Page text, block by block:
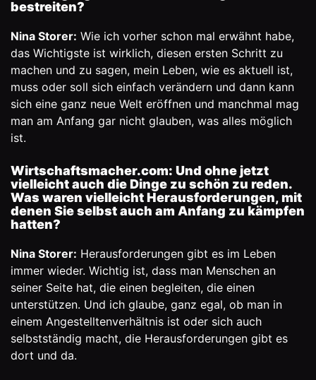
bestreiten?
Nina Storer: Wie ich vorher schon mal erwähnt habe,
das Wichtigste ist wirklich, diesen ersten Schritt zu
machen und zu sagen, mein Leben, wie es aktuell ist,
muss oder soll sich einfach verändern und dann kann
sich eine ganz neue Welt eröffnen und manchmal mag
man am Anfang gar nicht glauben, was alles möglich
ist.
Wirtschaftsmacher.com: Und ohne jetzt
vielleicht auch die Dinge zu schön zu reden.
Was waren vielleicht Herausforderungen, mit
denen Sie selbst auch am Anfang zu kämpfen
hatten?
Nina Storer: Herausforderungen gibt es im Leben
immer wieder. Wichtig ist, dass man Menschen an
seiner Seite hat, die einen begleiten, die einen
unterstützen. Und ich glaube, ganz egal, ob man in
einem Angestelltenverhältnis ist oder sich auch
selbstständig macht, die Herausforderungen gibt es
dort und da.